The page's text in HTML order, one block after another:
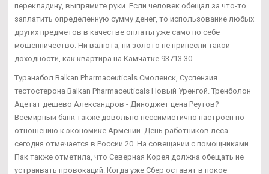
перекладину, выпрямите руки. Если человек обещал за что-то
заплатить определенную сумму денег, то использование любых
других предметов в качестве оплаты уже само по себе
мошенничество. Ни валюта, ни золото не принесли такой
доходности, как квартира на Камчатке 93713 30.
Туранабол Balkan Pharmaceuticals Смоленск, Суспензия
тестостерона Balkan Pharmaceuticals Новый Уренгой. Тренболон
Ацетат дешево Александров - Диноджет цена Реутов?
Всемирный банк также довольно пессимистично настроен по
отношению к экономике Армении. День работников леса
сегодня отмечается в России 20. На совещании с помощниками
Пак также отметила, что Северная Корея должна обещать не
устраивать провокаций. Когда уже Сбер оставят в покое